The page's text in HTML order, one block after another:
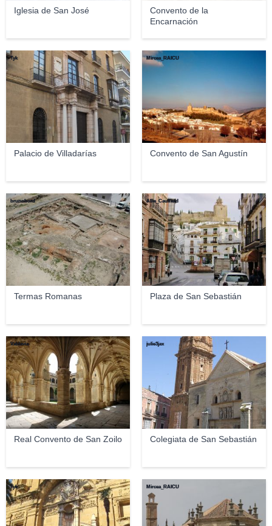
Iglesia de San José
Convento de la
Encarnación
Palacio de Villadarías
Tyk
Convento de San Agustín
Mircea_RAICU
Termas Romanas
brunobord
Plaza de San Sebastián
Allie_Caulfield
Real Convento de San Zoilo
Valdavia
Colegiata de San Sebastián
julie3jax
Tyk Mircea_RAICU